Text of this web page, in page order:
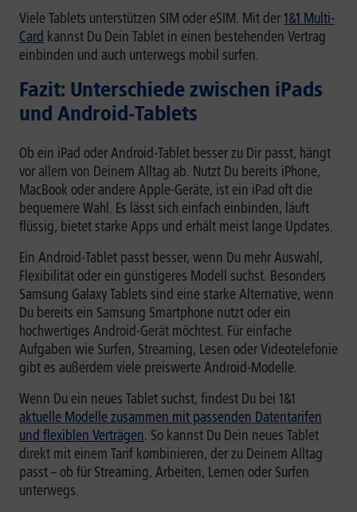
Viele Tablets unterstützen SIM oder eSIM. Mit der1&1 Multi-
Card kannst Du Dein Tablet in einen bestehenden Vertrag
einbinden und auch unterwegs mobil surfen.
Fazit: Unterschiede zwischen iPads
und Android-Tablets
Ob ein iPad oder Android-Tablet besser zu Dir passt, hängt
vor allem von Deinem Alltag ab. Nutzt Du bereits iPhone,
MacBook oder andere Apple-Geräte, ist ein iPad oft die
bequemere Wahl. Es lässt sich einfach einbinden, läuft
flüssig, bietet starke Apps und erhält meist lange Updates.
Ein Android-Tablet passt besser, wenn Du mehr Auswahl,
Flexibilität oder ein günstigeres Modell suchst. Besonders
Samsung Galaxy Tablets sind eine starke Alternative, wenn
Du bereits ein Samsung Smartphone nutzt oder ein
hochwertiges Android-Gerät möchtest. Für einfache
Aufgaben wie Surfen, Streaming, Lesen oder Videotelefonie
gibt es außerdem viele preiswerte Android-Modelle.
Wenn Du ein neues Tablet suchst, findest Du bei 1&1
aktuelle Modelle zusammen mit passenden Datentarifen
und flexiblen Verträgen. So kannst Du Dein neues Tablet
direkt mit einem Tarif kombinieren, der zu Deinem Alltag
passt – ob für Streaming, Arbeiten, Lernen oder Surfen
unterwegs.